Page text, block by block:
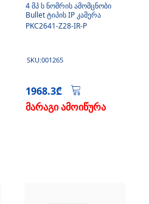
4 მპ ს ნომრის ამომცნობი
Bullet ტიპის IP კამერა
PKC2641-Z28-IR-P
SKU:001265
1968.3₾
მარაგი ამოიწურა